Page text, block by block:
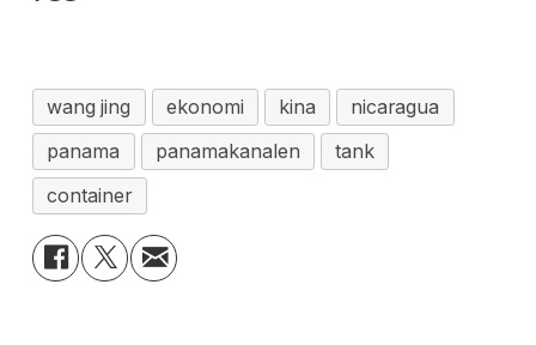
wang jing ekonomi kina
nicaragua
panama
panamakanalen
tank
container